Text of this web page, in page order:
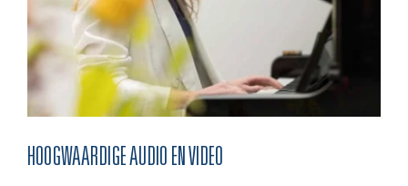
HOOGWAARDIGE AUDIO EN VIDEO